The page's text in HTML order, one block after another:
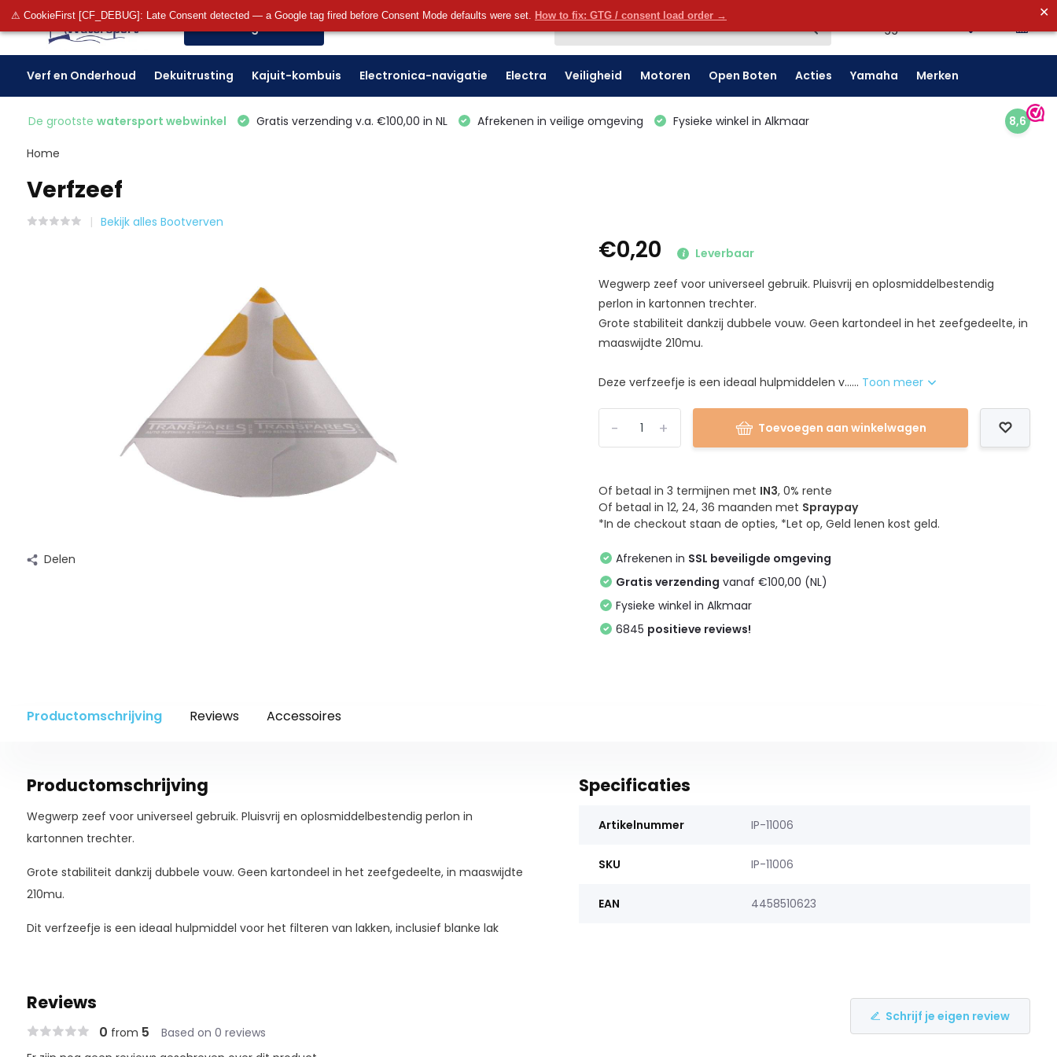
⚠ CookieFirst [CF_DEBUG]: Late Consent detected — a Google tag fired before Consent Mode defaults were set. How to fix: GTG / consent load order → ✕
Verf en Onderhoud Dekuitrusting Kajuit-kombuis Electronica-navigatie Electra Veiligheid Motoren Open Boten Acties Yamaha Merken
De grootste watersport webwinkel Gratis verzending v.a. €100,00 in NL Afrekenen in veilige omgeving Fysieke winkel in Alkmaar 8,6
Home
Verfzeef
Bekijk alles Bootverven
Delen
€0,20
Leverbaar
Wegwerp zeef voor universeel gebruik. Pluisvrij en oplosmiddelbestendig
perlon in kartonnen trechter.
Grote stabiliteit dankzij dubbele vouw. Geen kartondeel in het zeefgedeelte, in
maaswijdte 210mu.
Deze verfzeefje is een ideaal hulpmiddelen v...... Toon meer
+
- Toevoegen aan winkelwagen
Of betaal in 3 termijnen met IN3, 0% rente
Of betaal in 12, 24, 36 maanden met Spraypay
*In de checkout staan de opties, *Let op, Geld lenen kost geld.
Afrekenen in SSL beveiligde omgeving
Gratis verzending vanaf €100,00 (NL)
Fysieke winkel in Alkmaar
6845 positieve reviews!
Productomschrijving Reviews Accessoires
Productomschrijving
Wegwerp zeef voor universeel gebruik. Pluisvrij en oplosmiddelbestendig perlon in
kartonnen trechter.
Grote stabiliteit dankzij dubbele vouw. Geen kartondeel in het zeefgedeelte, in maaswijdte
210mu.
Dit verfzeefje is een ideaal hulpmiddel voor het filteren van lakken, inclusief blanke lak
Specificaties
Artikelnummer IP-11006
SKU IP-11006
EAN 4458510623
Reviews
0 from 5 Based on 0 reviews
Schrijf je eigen review